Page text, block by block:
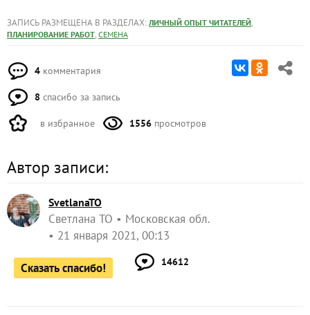
ЗАПИСЬ РАЗМЕЩЕНА В РАЗДЕЛАХ: ЛИЧНЫЙ ОПЫТ ЧИТАТЕЛЕЙ,
ПЛАНИРОВАНИЕ РАБОТ, СЕМЕНА
4 комментария
8 спасибо за запись
в избранное 1556 просмотров
Автор записи:
SvetlanaTO
Светлана ТО
Московская обл.
21 января 2021, 00:13
Сказать спасибо! 14612